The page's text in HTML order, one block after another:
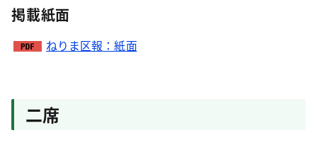
掲載紙面
ねりま区報：紙面
二席